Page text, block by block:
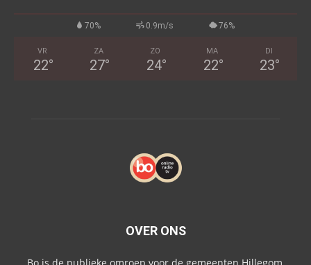
70% 0.9m/s 76%
VR
22°
ZA
27°
ZO
24°
MA
22°
DI
23°
OVER ONS
Bo is de publieke omroep voor de gemeenten Hillegom,